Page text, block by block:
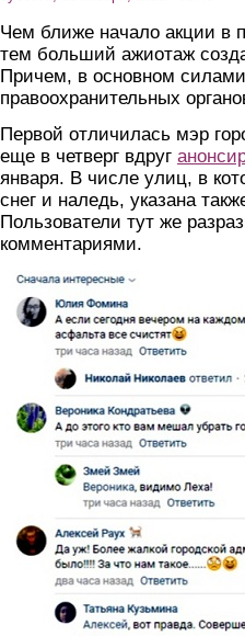
Чем ближе начало акции в
тем больший ажиотаж
Причем, в основном
правоохранительных
Первой отличилась мэр
еще в четверг вдруг
января. В числе улиц, в
снег и наледь, указана
Пользователи тут же
комментариями.
pxqj5cb7ht4.jpg